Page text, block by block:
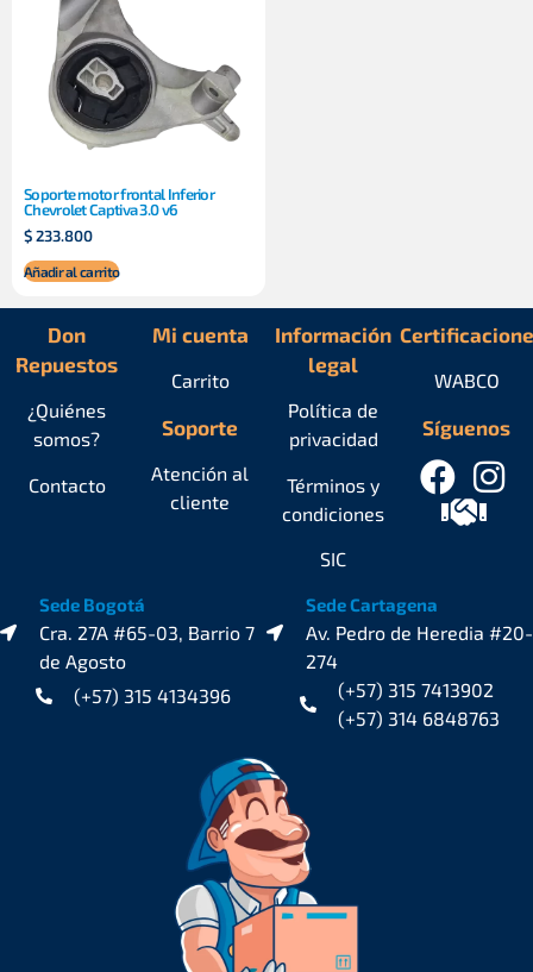
Soporte motor frontal Inferior
Chevrolet Captiva 3.0 v6
$233.800
Añadir al carrito
Don
Repuestos
¿Quiénes
somos?
Contacto
Mi cuenta
Carrito
Soporte
Atención al
cliente
Información
legal
Política de
privacidad
Términos y
condiciones
SIC
Síguenos
WABCO
Sede Bogotá
Cra. 27A #65-03, Barrio 7
de Agosto
(+57) 315 4134396
Sede Cartagena
Av. Pedro de Heredia #20-
274
(+57) 315 7413902
(+57) 314 6848763